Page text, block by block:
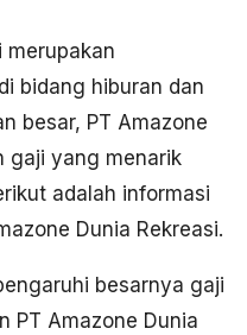
merupakan
bidang hiburan dan
besar, PT Amazone
gaji yang menarik
adalah informasi
Dunia Rekreasi.
besarnya gaji
PT Amazone Dunia